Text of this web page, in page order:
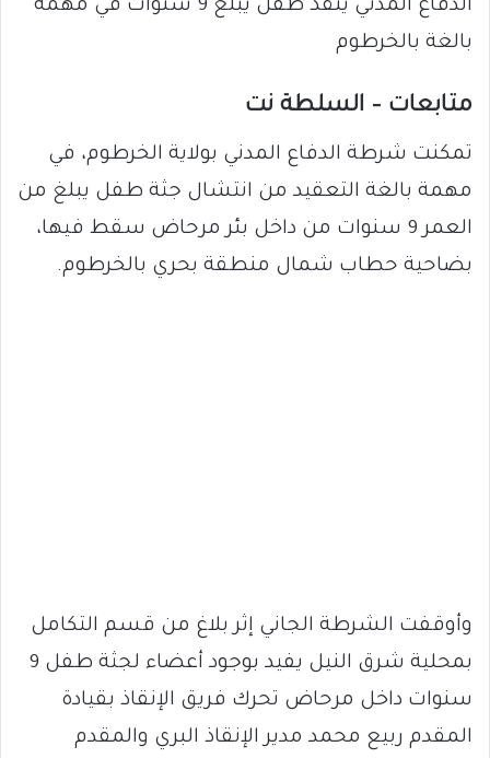
الدفاع المدني ينقذ طفل يبلغ 9 سنوات في مهمة
بالغة بالخرطوم
متابعات – السلطة نت
تمكنت شرطة الدفاع المدني بولاية الخرطوم، في
مهمة بالغة التعقيد من انتشال جثة طفل يبلغ من
العمر 9 سنوات من داخل بئر مرحاض سقط فيها،
بضاحية حطاب شمال منطقة بحري بالخرطوم.
وأوقفت الشرطة الجاني إثر بلاغ من قسم التكامل
بمحلية شرق النيل يفيد بوجود أعضاء لجثة طفل 9
سنوات داخل مرحاض تحرك فريق الإنقاذ بقيادة
المقدم ربيع محمد مدير الإنقاذ البري والمقدم